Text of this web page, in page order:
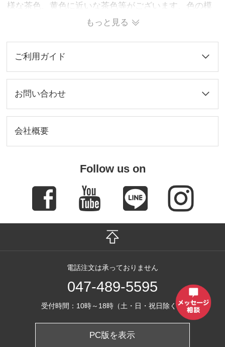
様な茶色、黄色に近いな茶色等がございます、色の模
様が少ないものが貴重とされます。見た目の美しさや
高級感から黒水牛と並んで人気が高く、印鑑としての
耐久性や押印性に特に優れています。現在では主にオ
ーストラリア産の水牛を提供しております。※当商品
では、色模様の理由の返品交換ではお承ておりませ
もっと見る
ご利用ガイド
お問い合わせ
会社概要
Follow us on
電話注文は承っておりません
047-489-5595
受付時間：10時～18時（土・日・祝日除く）
PC版を表示